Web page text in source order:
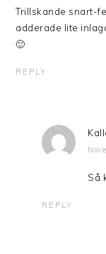
Trillskande snart-
adderade lite
🙂
REPLY
Så
REPLY